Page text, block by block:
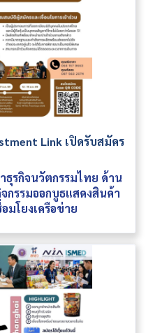
Link เปิดรับสมัคร
รกิจนวัตกรรมไทย ด้าน
กรรมออกบูธแสดงสินค้า
มโยงเครือข่าย